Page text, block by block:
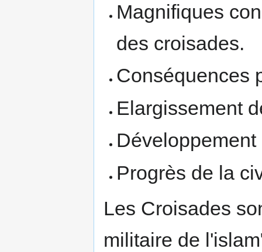
Magnifiques
des croisades.
Conséquences
Elargissement
Développement
Progrès de la
Les Croisades
militaire de